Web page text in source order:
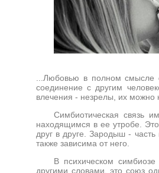
...Любовью в полном
соединение с другим
влечения - незрелы, их можно
Симбиотическая связь
находящимся в ее утробе.
друг в друге. Зародыш -
также зависима от него.
В психическом
другими словами, это союз